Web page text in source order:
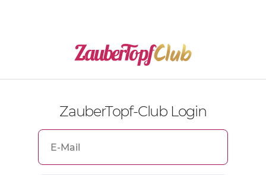
ZauberTopf-Club Login